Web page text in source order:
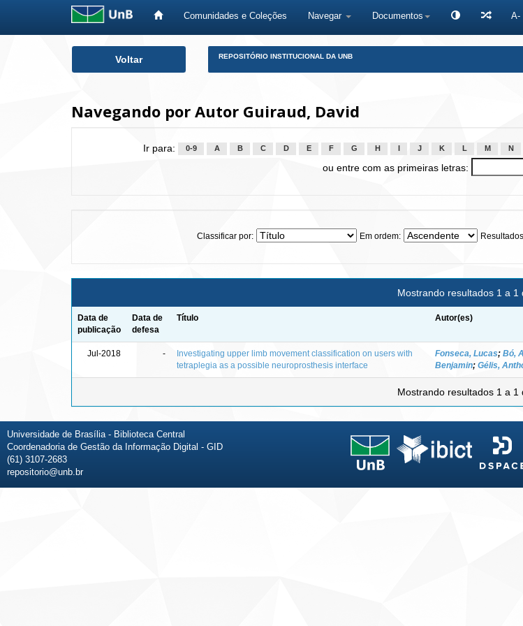
Comunidades e Coleções Navegar Documentos A-
Voltar REPOSITÓRIO INSTITUCIONAL DA UNB
Navegando por Autor Guiraud, David
Ir para: 0-9 A B C D E F G H J K L M N
ou entre com as primeiras letras:
Classificar por: Em ordem:
Mostrando resultados 1 a 1
Data de
publicação
Data de
defesa
Título Autor(es)
Jul-2018 -
Investigating upper limb movement classification on users with
tetraplegia as a possible neuroprosthesis interface
Fonseca, Lucas; Bó,
Benjamin; Gélis,
Mostrando resultados 1 a 1
Universidade de Brasília - Biblioteca Central
Coordenadoria de Gestão da Informação Digital - GID
(61) 3107-2683
repositorio@unb.br